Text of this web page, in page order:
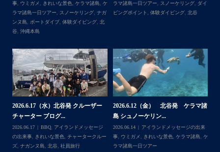
また来年も社員旅行で沖縄へいらっしゃる際は是非ご利用
・
...
事, 台風
事,きれいな景色,ケラマ諸島, ケラマ諸島
一日ツアー ,スノーケリング,ナガンヌ島
2026.7.28（火） 北谷発 ケラマ諸
島 体験ダイビング...
2026.07.30
アイランドメッセージの出来
事,ウミウシ ,きれいな景色, ケラマ諸島,ケ
ラマ諸島一日ツアー,スノーケリング, 体験
ダイビング,北谷
2026.7.23 北谷発 慶良間行き 体
験ダイビング＆シュ...
ケラマ諸島